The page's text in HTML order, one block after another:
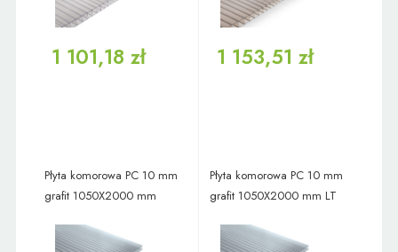
1 101,18 zł 1 153,51 zł
Płyta komorowa PC 10 mm
grafit 1050X2000 mm
Płyta komorowa PC 10 mm
grafit 1050X2000 mm LT